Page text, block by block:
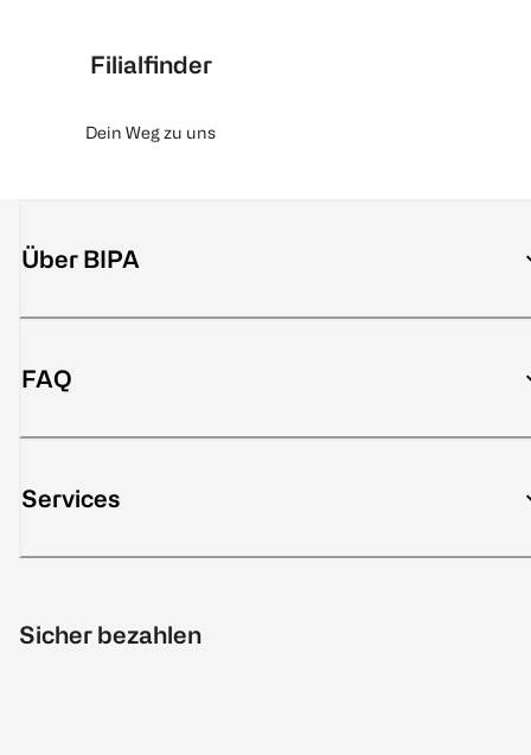
Filialfinder
Dein Weg zu uns
Über BIPA
FAQ
Services
Sicher bezahlen